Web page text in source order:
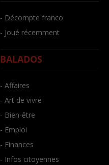
- Décompte franco
- Joué récemment
BALADOS
- Affaires
- Art de vivre
- Bien-être
- Emploi
- Finances
- Infos citoyennes